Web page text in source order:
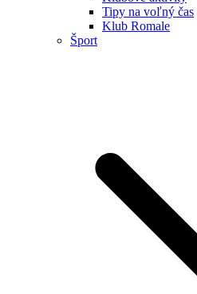
Tipy na voľný čas
Klub Romale
Šport